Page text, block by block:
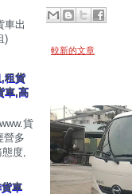
車出
)
,租貨
車,高
貨
營多
度,
車
較新的文章